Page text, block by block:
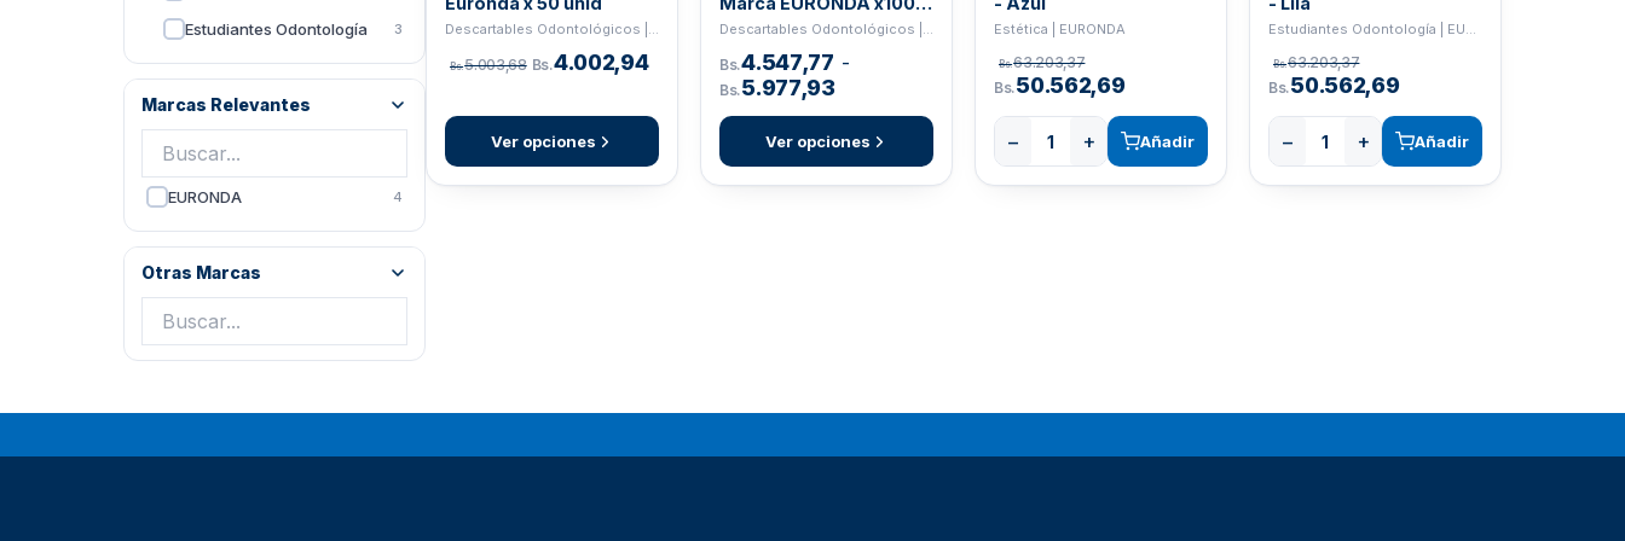
Estudiantes Odontología 3
Marcas Relevantes
EURONDA 4
Otras Marcas
Descartables Odontológicos | EURONDA
Bs.5.003,68 Bs.4.002,94
Ver opciones
und
Descartables Odontológicos | EURONDA
Bs.4.547,77 -
Bs.5.977,93
Ver opciones
Estética | EURONDA
Bs.63.203,37
Bs.50.562,69
− + Añadir
Estudiantes Odontología | EURONDA
Bs.63.203,37
Bs.50.562,69
− + Añadir